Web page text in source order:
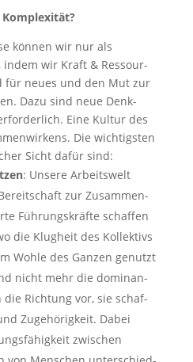
kön­nen wir nur als
indem wir Kraft & Res­sour­
für neu­es und den Mut zur
Dazu sind neue Denk-
Eine Kul­tur des
Die wich­tigs­ten
Sicht dafür sind:
: Unse­re Arbeits­welt
zur Zusam­men­
Füh­rungs­kräf­te schaf­fen
die Klug­heit des Kol­lek­tivs
Woh­le des Gan­zen genutzt
nicht mehr die domi­nan­
die Rich­tung vor, sie schaf­
Zuge­hö­rig­keit. Dabei
zwi­schen